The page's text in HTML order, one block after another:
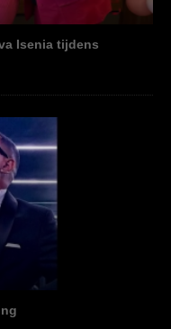
Isenia tijdens